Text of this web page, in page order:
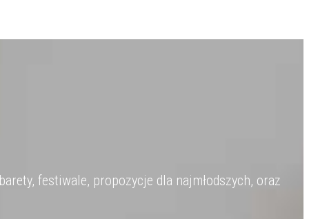
festiwale, propozycje dla najmłodszych, oraz